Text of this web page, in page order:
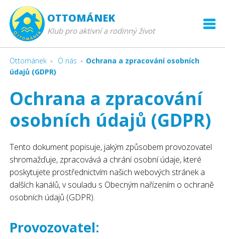
OTTOMÁNEK
Klub pro aktivní a rodinný život
Ottománek O nás
Ochrana a zpracování osobních
údajů (GDPR)
Ochrana a zpracování
osobních údajů (GDPR)
Tento dokument popisuje, jakým způsobem provozovatel
shromažďuje, zpracovává a chrání osobní údaje, které
poskytujete prostřednictvím našich webových stránek a
dalších kanálů, v souladu s Obecným nařízením o ochraně
osobních údajů (GDPR).
Provozovatel: